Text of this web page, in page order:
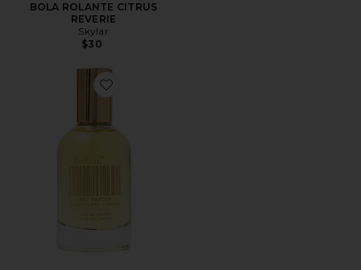
BOLA ROLANTE CITRUS
REVERIE
Skylar
$30
Favorite Red Dakota Fragrance